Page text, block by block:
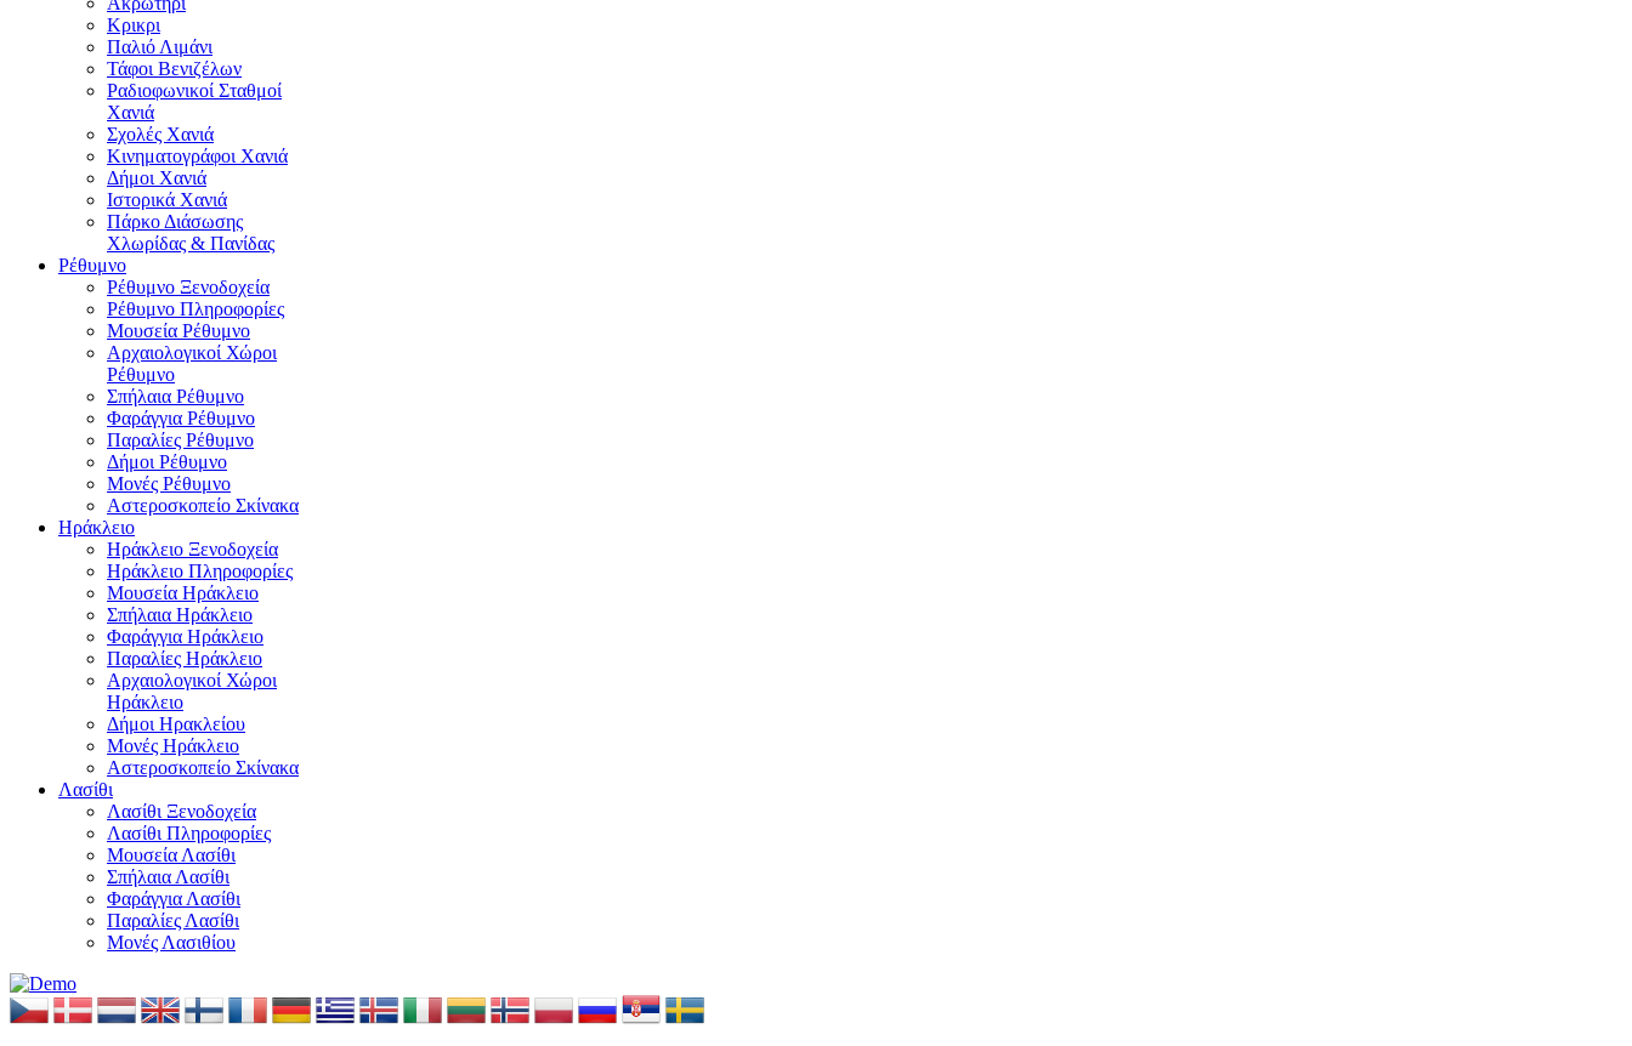
Κρικρι
Παλιό Λιμάνι
Τάφοι Βενιζέλων
Ραδιοφωνικοί Σταθμοί
Χανιά
Σχολές Χανιά
Κινηματογράφοι Χανιά
Δήμοι Χανιά
Ιστορικά Χανιά
Πάρκο Διάσωσης
Χλωρίδας & Πανίδας
Ρέθυμνο
Ρέθυμνο Ξενοδοχεία
Ρέθυμνο Πληροφορίες
Μουσεία Ρέθυμνο
Αρχαιολογικοί Χώροι
Ρέθυμνο
Σπήλαια Ρέθυμνο
Φαράγγια Ρέθυμνο
Παραλίες Ρέθυμνο
Δήμοι Ρέθυμνο
Μονές Ρέθυμνο
Αστεροσκοπείο Σκίνακα
Ηράκλειο
Ηράκλειο Ξενοδοχεία
Ηράκλειο Πληροφορίες
Μουσεία Ηράκλειο
Σπήλαια Ηράκλειο
Φαράγγια Ηράκλειο
Παραλίες Ηράκλειο
Αρχαιολογικοί Χώροι
Ηράκλειο
Δήμοι Ηρακλείου
Μονές Ηράκλειο
Αστεροσκοπείο Σκίνακα
Λασίθι
Λασίθι Ξενοδοχεία
Λασίθι Πληροφορίες
Μουσεία Λασίθι
Σπήλαια Λασίθι
Φαράγγια Λασίθι
Παραλίες Λασίθι
Μονές Λασιθίου